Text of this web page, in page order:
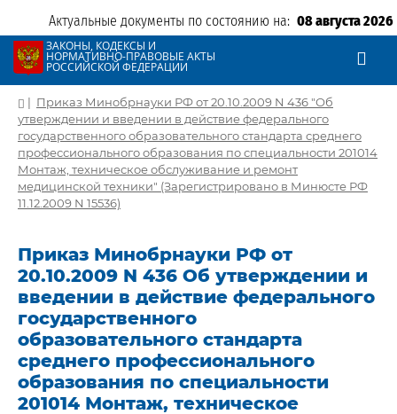
Актуальные документы по состоянию на: 08 августа 2026
ЗАКОНЫ, КОДЕКСЫ И
НОРМАТИВНО-ПРАВОВЫЕ АКТЫ
РОССИЙСКОЙ ФЕДЕРАЦИИ
| Приказ Минобрнауки РФ от 20.10.2009 N 436 "Об
утверждении и введении в действие федерального
государственного образовательного стандарта среднего
профессионального образования по специальности 201014
Монтаж, техническое обслуживание и ремонт
медицинской техники" (Зарегистрировано в Минюсте РФ
11.12.2009 N 15536)
Приказ Минобрнауки РФ от
20.10.2009 N 436 Об утверждении и
введении в действие федерального
государственного
образовательного стандарта
среднего профессионального
образования по специальности
201014 Монтаж, техническое